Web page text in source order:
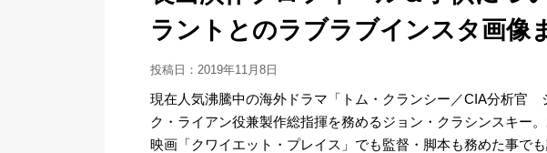
ラントとのラブラブインスタ画像
投稿日： 2019年11月8日
現在人気沸騰中の海外ドラマ「トム・クランシー／CIA分析官
ク・ライアン役兼製作総指揮を務めるジョン・クラシンスキー
映画「クワイエット・プレイス」でも監督・脚本も務めた事でも